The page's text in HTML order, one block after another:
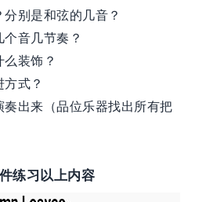
别是和弦的几音？
音几节奏？
装饰？
式？
出来（品位乐器找出所有把
练习以上内容